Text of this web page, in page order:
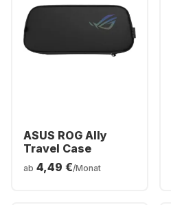
ASUS ROG Ally
Travel Case
ab 4,49 €/Monat